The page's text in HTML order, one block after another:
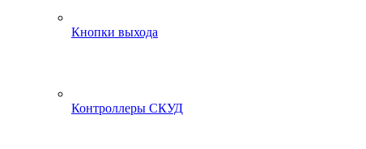
Кнопки выхода
Контроллеры СКУД